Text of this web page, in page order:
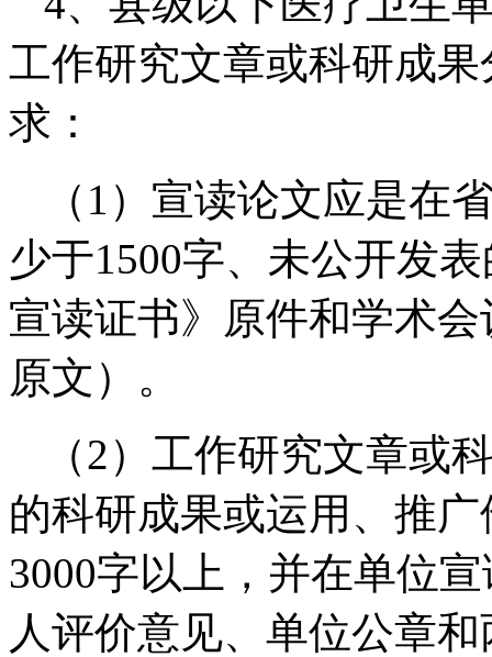
工作研究文章或科研成
求：
（1）宣读论文应是在
少于1500字、未公开发
宣读证书》原件和学术
原文）。
（2）工作研究文章或
的科研成果或运用、推
3000字以上，并在单位
人评价意见、单位公章